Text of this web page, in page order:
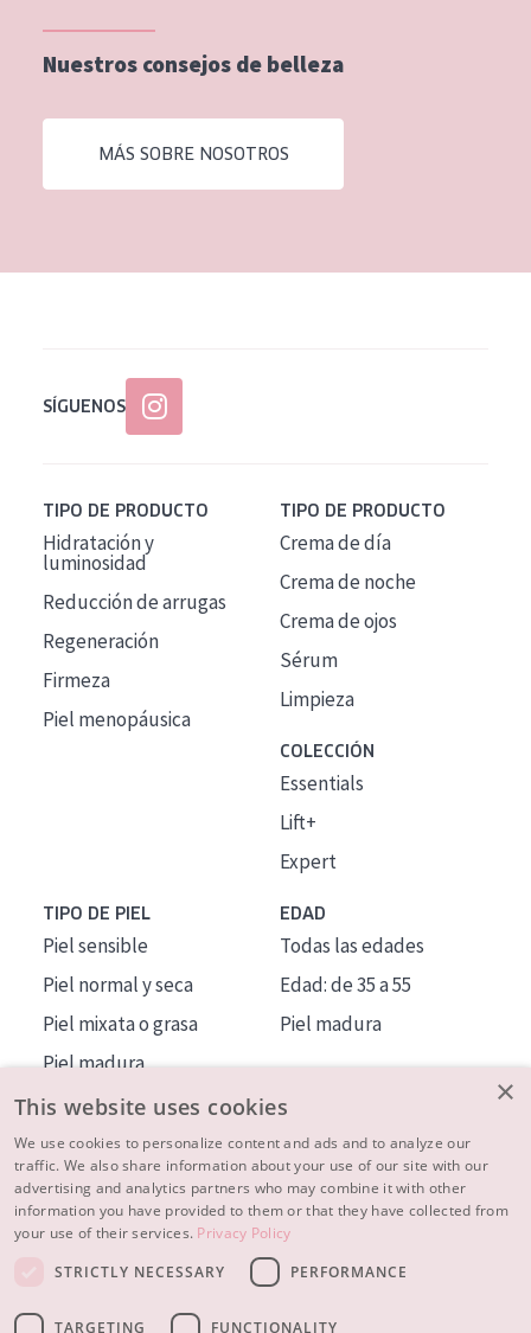
Nuestros consejos de belleza
MÁS SOBRE NOSOTROS
SÍGUENOS
TIPO DE PRODUCTO
Hidratación y
luminosidad
Reducción de arrugas
Regeneración
Firmeza
Piel menopáusica
TIPO DE PRODUCTO
Crema de día
Crema de noche
Crema de ojos
Sérum
Limpieza
COLECCIÓN
Essentials
Lift+
Expert
TIPO DE PIEL
Piel sensible
Piel normal y seca
Piel mixata o grasa
Piel madura
Piel expuesta al sol
Piel menopáusica
EDAD
Todas las edades
Edad: de 35 a 55
Piel madura
MÁS SOBRE NOSOTROS
INSPIRACIÓN
CONTACTO
×
This website uses cookies
We use cookies to personalize content and ads and to analyze our
traffic. We also share information about your use of our site with our
advertising and analytics partners who may combine it with other
information you have provided to them or that they have collected from
your use of their services. Privacy Policy
STRICTLY NECESSARY
PERFORMANCE
TARGETING FUNCTIONALITY